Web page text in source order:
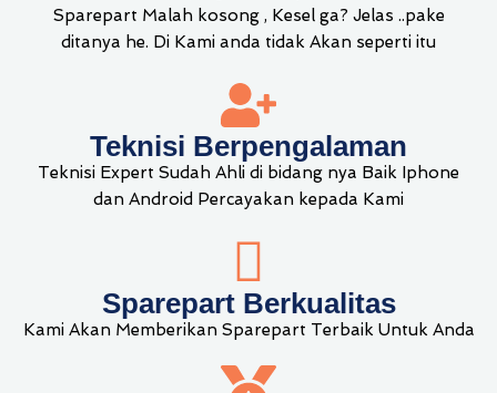
Sparepart Malah kosong , Kesel ga? Jelas ..pake
ditanya he. Di Kami anda tidak Akan seperti itu
Teknisi Berpengalaman
Teknisi Expert Sudah Ahli di bidang nya Baik Iphone
dan Android Percayakan kepada Kami
Sparepart Berkualitas
Kami Akan Memberikan Sparepart Terbaik Untuk Anda